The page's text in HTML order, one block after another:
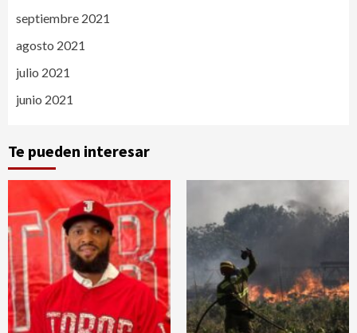
septiembre 2021
agosto 2021
julio 2021
junio 2021
Te pueden interesar